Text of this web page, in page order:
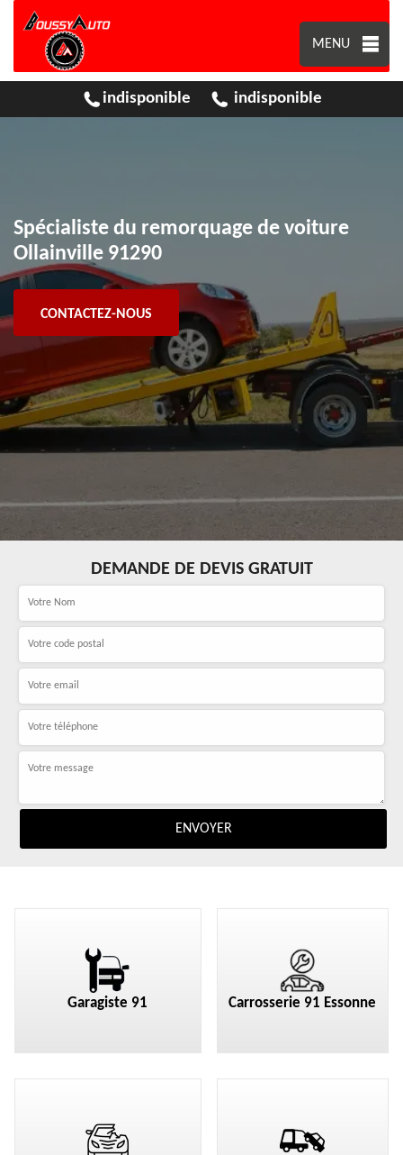
MENU
indisponible indisponible
Spécialiste du remorquage de voiture
Ollainville 91290
CONTACTEZ-NOUS
DEMANDE DE DEVIS GRATUIT
Garagiste 91 Carrosserie 91 Essonne